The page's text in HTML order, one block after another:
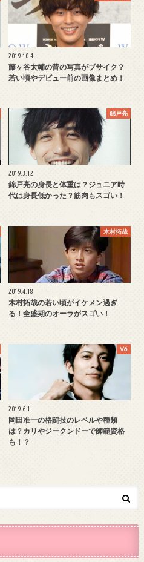
2019.10.4
藤ヶ谷太輔の昔の写真がブサイク？
若い頃やデビュー前の画像まとめ！
錦戸亮
2019.3.12
錦戸亮の身長と体重は？ジュニア時
代は身長低かった？筋肉もスゴい！
木村拓哉
2019.4.18
木村拓哉の若い頃がイケメン過ぎ
る！全盛期のオーラがスゴい！
V6
2019.6.1
岡田准一の格闘技のレベルや種類
は？カリやジークンドーで師範資格
も！？